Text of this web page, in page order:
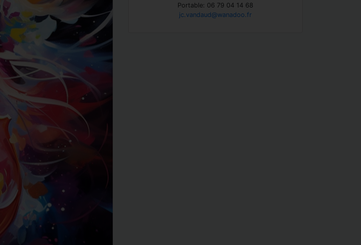
Portable: 06 79 04 14 68
jc.vandaud@wanadoo.fr